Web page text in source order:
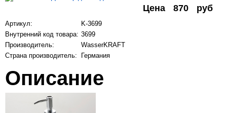
Цена 870 руб
Артикул:
K-3699
Внутренний код товара: 3699
Производитель:
WasserKRAFT
Страна производитель:
Германия
Описание